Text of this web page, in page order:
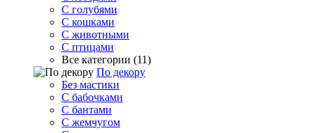
С голубями
С кошками
С животными
С птицами
Все категории (11)
По декору
Без мастики
С бабочками
С бантами
С жемчугом